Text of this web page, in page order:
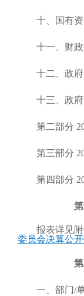
十、国有资
十一、财政
十二、政府
十三、政府
第二部分
第三部分
第四部分
第一
报表详见附
委员会决算公
第二
一、部门/单